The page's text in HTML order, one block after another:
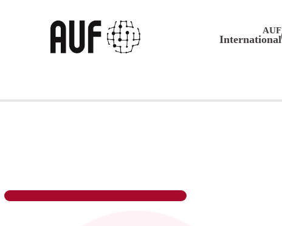
AUF
International